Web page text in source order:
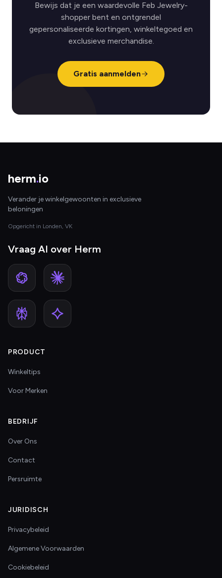
Bewijs dat je een waardevolle Feb Jewelry-
shopper bent en ontgrendel
gepersonaliseerde kortingen, winkeltegoed en
exclusieve merchandise.
Gratis aanmelden
herm.io
Verander je winkelgewoonten in exclusieve
beloningen
Opgericht in Londen, VK
Vraag AI over Herm
PRODUCT
Winkeltips
Voor Merken
BEDRIJF
Over Ons
Contact
Persruimte
JURIDISCH
Privacybeleid
Algemene Voorwaarden
Cookiebeleid